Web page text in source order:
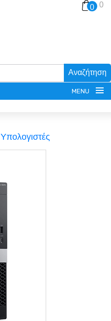
Αναζήτηση
0 0
MENU
Υπολογιστές